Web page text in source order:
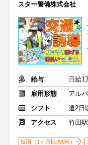
スター警備株式会社
給与
日給1
雇用形態
アル
シフト
週2日
アクセス
竹田駅
短期（1ヶ月以内OK）